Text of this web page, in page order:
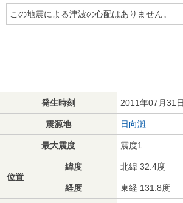
この地震による津波の心配はありません。
発生時刻 2011年07月31
震源地 日向灘
最大震度 震度1
位置
緯度 北緯 32.4度
経度 東経 131.8度